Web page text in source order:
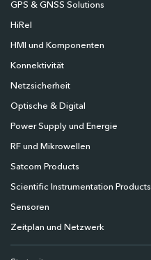
GPS & GNSS Solutions
HiRel
HMI und Komponenten
Konnektivität
Netzsicherheit
Optische & Digital
Power Supply und Energie
RF und Mikrowellen
Satcom Products
Scientific Instrumentation Products
Sensoren
Zeitplan und Netzwerk